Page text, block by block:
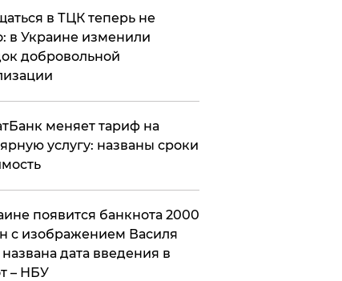
в ТЦК теперь не
в Украине изменили
добровольной
меняет тариф на
услугу: названы сроки
появится банкнота 2000
с изображением Василя
названа дата введения в
– НБУ